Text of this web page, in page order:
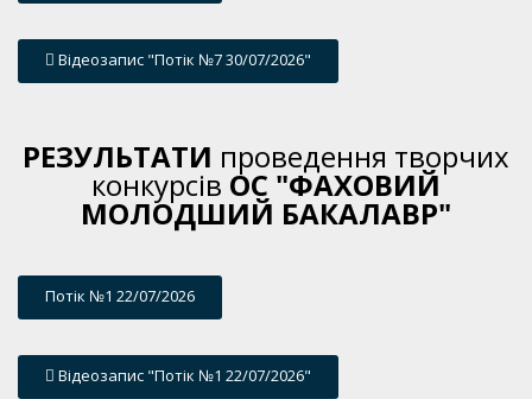
Відеозапис "Потік №7 30/07/2026"
РЕЗУЛЬТАТИ проведення творчих
конкурсів ОC "ФАХОВИЙ
МОЛОДШИЙ БАКАЛАВР"
Потік №1 22/07/2026
Відеозапис "Потік №1 22/07/2026"